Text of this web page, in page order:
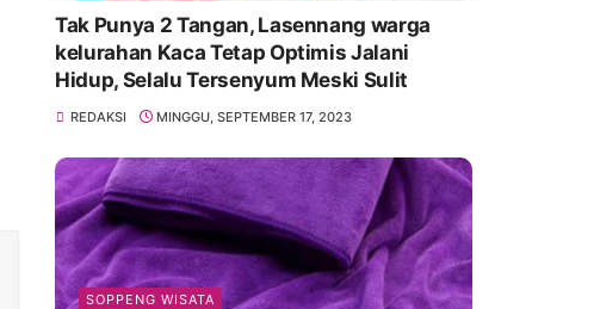
Tak Punya 2 Tangan, Lasennang warga
kelurahan Kaca Tetap Optimis Jalani
Hidup, Selalu Tersenyum Meski Sulit
REDAKSI MINGGU, SEPTEMBER 17, 2023
SOPPENG WISATA